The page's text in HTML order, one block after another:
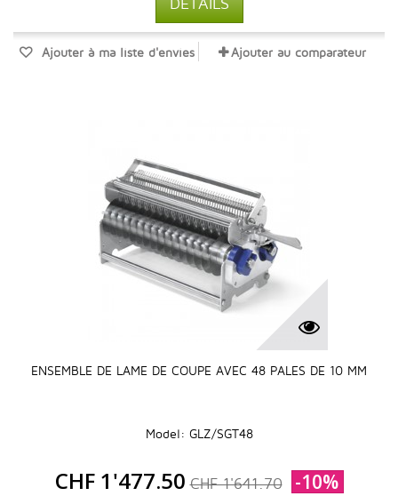
DÉTAILS
Ajouter à ma liste d'envies Ajouter au comparateur
ENSEMBLE DE LAME DE COUPE AVEC 48 PALES DE 10 MM
Model: GLZ/SGT48
CHF 1'477.50 CHF 1'641.70 -10%